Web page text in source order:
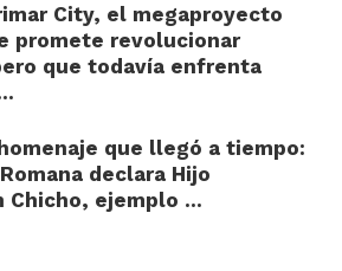
City, el megaproyecto
promete revolucionar
que todavía enfrenta
que llegó a tiempo:
declara Hijo
Chicho, ejemplo ...